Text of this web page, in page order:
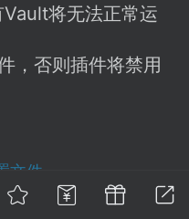
行反馈
将无法正常运
，否则插件将禁用
文件